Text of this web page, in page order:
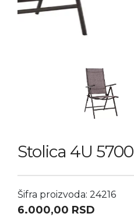
Stolica 4U 5700
Šifra proizvoda: 24216
6.000,00 RSD